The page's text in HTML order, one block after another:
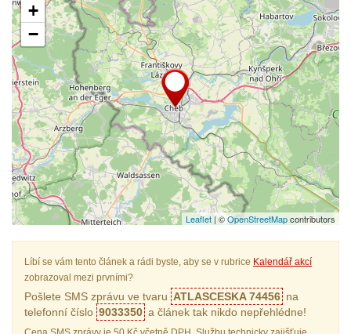
+
−
Leaflet | ©OpenStreetMapcontributors
Líbí se vám tento článek a rádi byste, aby se v rubrice Kalendář akcí
zobrazoval mezi prvními?
Pošlete SMS zprávu ve tvaru ATLASCESKA 74456 na
telefonní číslo 9033350 a článek tak nikdo nepřehlédne!